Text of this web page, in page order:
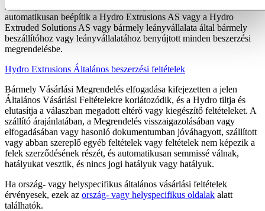
szabványos vásárlási feltételei az irányadók. Ezeket hivatkozásként
automatikusan beépítik a Hydro Extrusions AS vagy a Hydro
Extruded Solutions AS vagy bármely leányvállalata által bármely
beszállítóhoz vagy leányvállalatához benyújtott minden beszerzési
megrendelésbe.
Hydro Extrusions Általános beszerzési feltételek
Bármely Vásárlási Megrendelés elfogadása kifejezetten a jelen
Általános Vásárlási Feltételekre korlátozódik, és a Hydro tiltja és
elutasítja a válaszban megadott eltérő vagy kiegészítő feltételeket. A
szállító árajánlatában, a Megrendelés visszaigazolásában vagy
elfogadásában vagy hasonló dokumentumban jóváhagyott, szállított
vagy abban szereplő egyéb feltételek vagy feltételek nem képezik a
felek szerződésének részét, és automatikusan semmissé válnak,
hatályukat vesztik, és nincs jogi hatályuk vagy hatályuk.
Ha ország- vagy helyspecifikus általános vásárlási feltételek
érvényesek, ezek az ország- vagy helyspecifikus oldalak alatt
találhatók.